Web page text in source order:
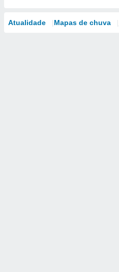
Atualidade Mapas de chuva